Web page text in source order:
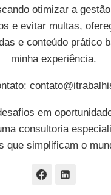
otimizar a
e evitar multas,
e conteúdo prático
minha experiência.
em
consultoria
que simplificam o